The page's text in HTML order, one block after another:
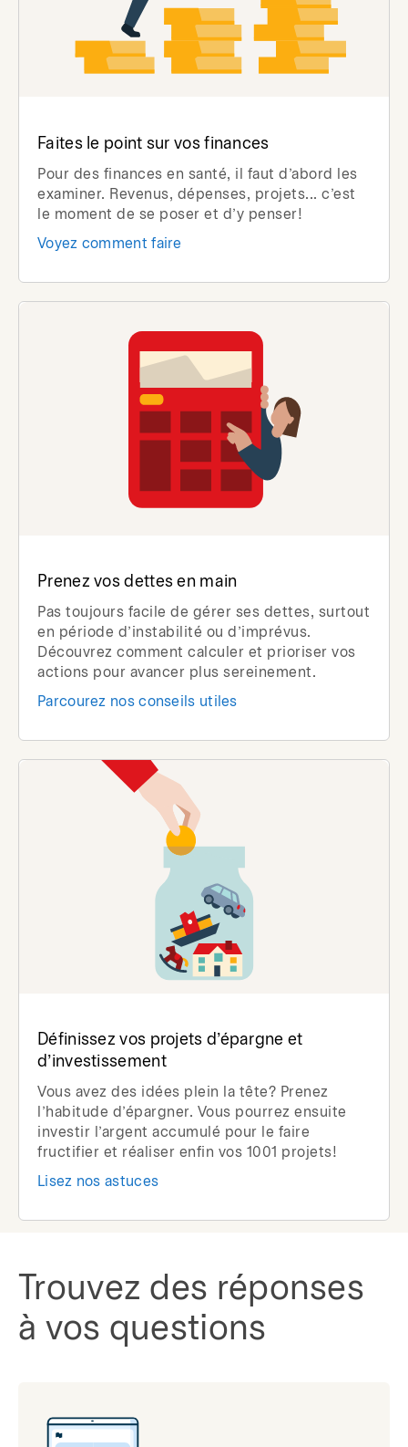
Faites le point sur vos finances
Pour des finances en santé, il faut d’abord les
examiner. Revenus, dépenses, projets... c’est
le moment de se poser et d’y penser!
Voyez comment faire
Prenez vos dettes en main
Pas toujours facile de gérer ses dettes, surtout
en période d’instabilité ou d’imprévus.
Découvrez comment calculer et prioriser vos
actions pour avancer plus sereinement.
Parcourez nos conseils utiles
Définissez vos projets d’épargne et
d’investissement
Vous avez des idées plein la tête? Prenez
l’habitude d’épargner. Vous pourrez ensuite
investir l’argent accumulé pour le faire
fructifier et réaliser enfin vos 1001 projets!
Lisez nos astuces
Trouvez des réponses
à vos questions